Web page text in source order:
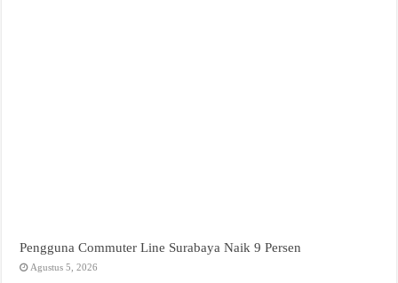
Pengguna Commuter Line Surabaya Naik 9 Persen
Agustus 5, 2026